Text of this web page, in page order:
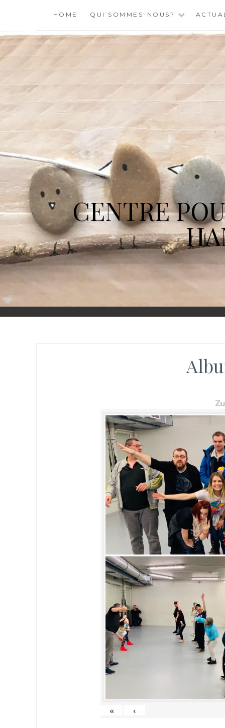
content
HOME QUI SOMMES-NOUS?
CENTRE
« ‹